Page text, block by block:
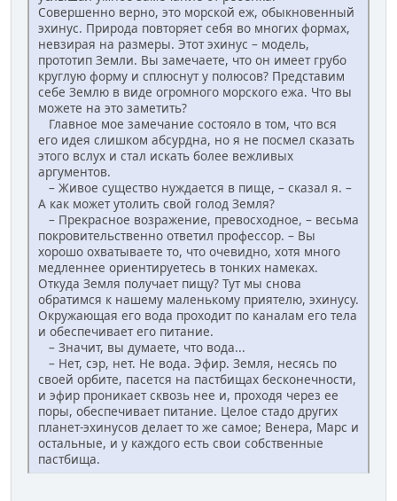
Совершенно верно, это морской еж, обыкновенный
эхинус. Природа повторяет себя во многих формах,
невзирая на размеры. Этот эхинус – модель,
прототип Земли. Вы замечаете, что он имеет грубо
круглую форму и сплюснут у полюсов? Представим
себе Землю в виде огромного морского ежа. Что вы
можете на это заметить?
Главное мое замечание состояло в том, что вся
его идея слишком абсурдна, но я не посмел сказать
этого вслух и стал искать более вежливых
аргументов.
– Живое существо нуждается в пище, – сказал я. –
А как может утолить свой голод Земля?
– Прекрасное возражение, превосходное, – весьма
покровительственно ответил профессор. – Вы
хорошо охватываете то, что очевидно, хотя много
медленнее ориентируетесь в тонких намеках.
Откуда Земля получает пищу? Тут мы снова
обратимся к нашему маленькому приятелю, эхинусу.
Окружающая его вода проходит по каналам его тела
и обеспечивает его питание.
– Значит, вы думаете, что вода...
– Нет, сэр, нет. Не вода. Эфир. Земля, несясь по
своей орбите, пасется на пастбищах бесконечности,
и эфир проникает сквозь нее и, проходя через ее
поры, обеспечивает питание. Целое стадо других
планет-эхинусов делает то же самое; Венера, Марс и
остальные, и у каждого есть свои собственные
пастбища.